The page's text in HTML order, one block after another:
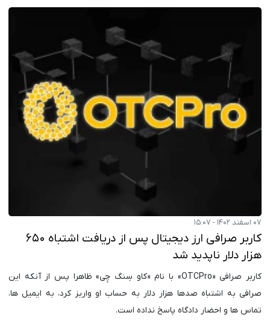
۰۷ اسفند ۱۴۰۲ - ۱۵:۰۷
کاربر صرافی ارز دیجیتال پس از دریافت اشتباه ۶۵۰
هزار دلار ناپدید شد
کاربر صرافی «OTCPro» با نام «کاو سِنگ چِی» ظاهرا پس از آنکه این
صرافی به اشتباه صدها هزار دلار به حساب او واریز کرد، به ایمیل ها،
تماس ها و احضار دادگاه پاسخ نداده است.